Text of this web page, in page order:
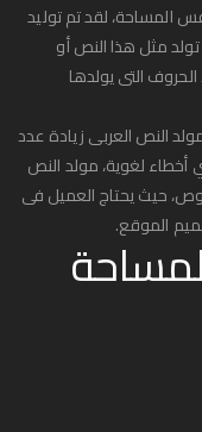
المساحة، لقد تم توليد
مثل هذا النص أو
التى يولدها
النص العربى زيادة عدد
أخطاء لغوية، مولد النص
حيث يحتاج العميل فى
الموقع.